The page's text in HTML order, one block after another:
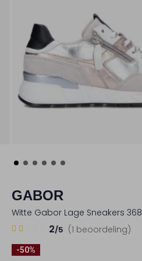
GABOR
Witte Gabor Lage Sneakers 368
(1 beoordeling)
2/5
12
Sterren
-50%